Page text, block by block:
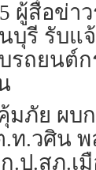
ผู้สื่อข่า
บุรี รับแ
ถยนต์ก
ภัย ผบ
ท.วศิน พ
.ป.สภ.เ